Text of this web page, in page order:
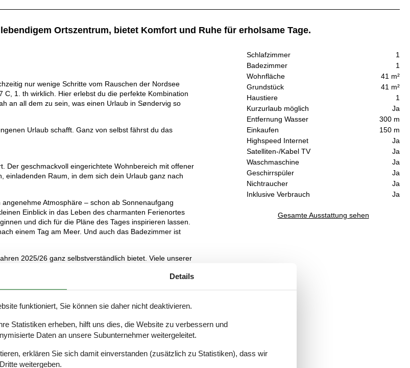
Ortszentrum, bietet Komfort und Ruhe für erholsame Tage.
Schlafzimmer
1
Badezimmer
1
Wohnfläche
41 m²
Grundstück
41 m²
Haustiere
1
Kurzurlaub möglich
Ja
Entfernung Wasser
300 m
Einkaufen
150 m
Highspeed Internet
Ja
Satelliten-/Kabel TV
Ja
Waschmaschine
Ja
Geschirrspüler
Ja
Nichtraucher
Ja
Inklusive Verbrauch
Ja
Gesamte Ausstattung sehen
nur wenige Schritte vom Rauschen der Nordsee
1. th wirklich. Hier erlebst du die perfekte Kombination
an all dem zu sein, was einen Urlaub in Søndervig so
Urlaub schafft. Ganz von selbst fährst du das
Der geschmackvoll eingerichtete Wohnbereich mit offener
einladenden Raum, in dem sich dein Urlaub ganz nach
Atmosphäre – schon ab Sonnenaufgang
Einblick in das Leben des charmanten Ferienortes
und dich für die Pläne des Tages inspirieren lassen.
einem Tag am Meer. Und auch das Badezimmer ist
2025/26 ganz selbstverständlich bietet. Viele unserer
etwas ganz Besonderes hervor.
dich von der Unterkunft über die Dünen, wo du schon
wenn die Sonne langsam die Wellenkämme zum
Brandung oder einfach das Verweilen vor der
Ferienwohnung kannst du dich auf dem Laubengang
Details
funktioniert, Sie können sie daher nicht deaktivieren.
Statistiken erheben, hilft uns dies, die Website zu verbessern und
Daten an unsere Subunternehmer weitergeleitet.
erklären Sie sich damit einverstanden (zusätzlich zu Statistiken), dass wir
weitergeben.